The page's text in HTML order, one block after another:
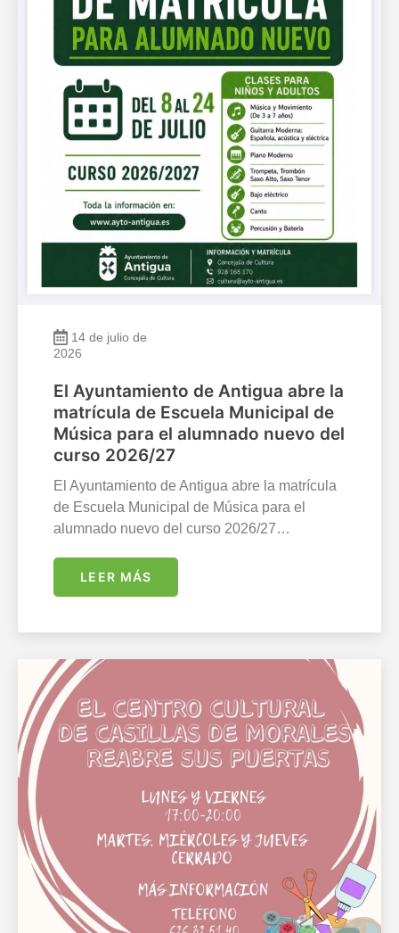
14 de julio de
2026
El Ayuntamiento de Antigua abre la
matrícula de Escuela Municipal de
Música para el alumnado nuevo del
curso 2026/27
El Ayuntamiento de Antigua abre la matrícula
de Escuela Municipal de Música para el
alumnado nuevo del curso 2026/27…
LEER MÁS